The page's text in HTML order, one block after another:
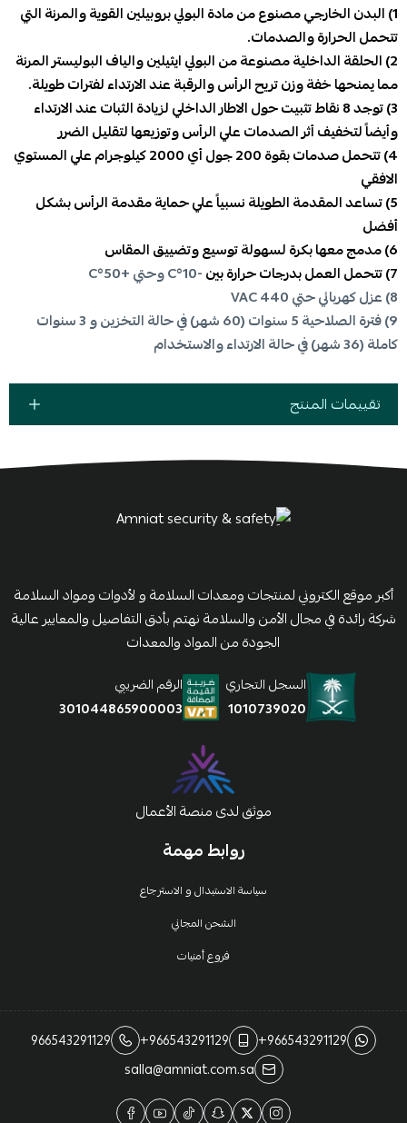
1) البدن الخارجي مصنوع من مادة البولي بروبيلين القوية والمرنة التي
تتحمل الحرارة والصدمات.
2) الحلقة الداخلية مصنوعة من البولي ايثيلين والياف البوليستر المرنة
مما يمنحها خفة وزن تريح الرأس والرقبة عند الارتداء لفترات طويلة.
3) توجد 8 نقاط تثبيت حول الاطار الداخلي لزيادة الثبات عند الارتداء
وأيضاً لتخفيف أثر الصدمات علي الرأس وتوزيعها لتقليل الضرر
4) تتحمل صدمات بقوة 200 جول أي 2000 كيلوجرام علي المستوي
الافقي
5) تساعد المقدمة الطويلة نسبياً علي حماية مقدمة الرأس بشكل
أفضل
6) مدمج معها بكرة لسهولة توسيع وتضييق المقاس
7) تتحمل العمل بدرجات حرارة بين
-10°C وحتي +50°C
8) عزل كهربائي حتي 440 VAC
9) فترة الصلاحية 5 سنوات (60 شهر) في حالة التخزين و 3 سنوات
كاملة (36 شهر) في حالة الارتداء والاستخدام
تقييمات المنتج
روابط مهمة
سياسة الاستبدال و الاسترجاع
الشحن المجاني
فروع أمنيات
أكبر موقع الكتروني لمنتجات ومعدات السلامة و لأدوات ومواد السلامة
شركة رائدة في مجال الأمن والسلامة نهتم بأدق التفاصيل والمعايير عالية
الجودة من المواد والمعدات
السجل التجاري
1010739020
الرقم الضريبي
301044865900003
موثق لدى منصة الأعمال
+966543291129
+966543291129
966543291129
salla@amniat.com.sa